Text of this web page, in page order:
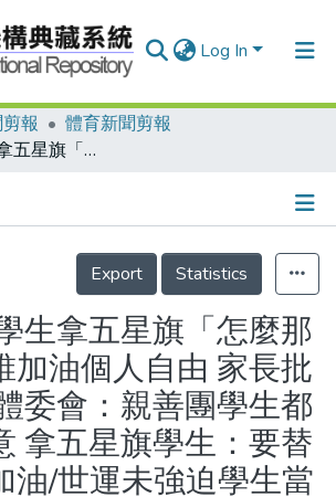
Log In
報
體育新聞剪報
聽奧動員 學生拿五星旗「怎麼那麼衰」為誰加油個人自由 家長批怎可強迫 體委會：親善團學生都獲家長同意 拿五星旗學生：要替自己國家加油/世運未強迫學生當啦啦隊/莫名&quot;旗&quot;妙
Details
Export
Statistics
生拿五星旗「怎麼那
加油個人自由 家長批
委會：親善團學生都
拿五星旗學生：要替
油/世運未強迫學生當